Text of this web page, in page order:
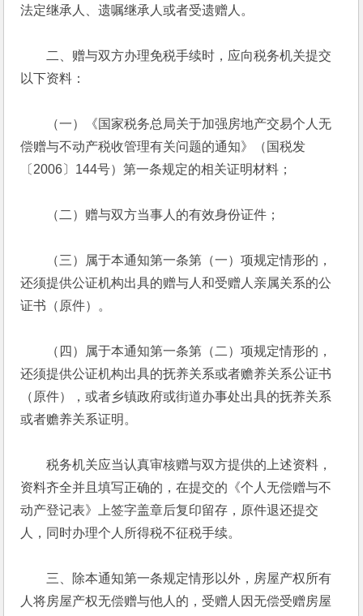
法定继承人、遗嘱继承人或者受遗赠人。
二、赠与双方办理免税手续时，应向税务机关提交
以下资料：
（一）《国家税务总局关于加强房地产交易个人无
偿赠与不动产税收管理有关问题的通知》（国税发
〔2006〕144号）第一条规定的相关证明材料；
（二）赠与双方当事人的有效身份证件；
（三）属于本通知第一条第（一）项规定情形的，
还须提供公证机构出具的赠与人和受赠人亲属关系的公
证书（原件）。
（四）属于本通知第一条第（二）项规定情形的，
还须提供公证机构出具的抚养关系或者赡养关系公证书
（原件），或者乡镇政府或街道办事处出具的抚养关系
或者赡养关系证明。
税务机关应当认真审核赠与双方提供的上述资料，
资料齐全并且填写正确的，在提交的《个人无偿赠与不
动产登记表》上签字盖章后复印留存，原件退还提交
人，同时办理个人所得税不征税手续。
三、除本通知第一条规定情形以外，房屋产权所有
人将房屋产权无偿赠与他人的，受赠人因无偿受赠房屋